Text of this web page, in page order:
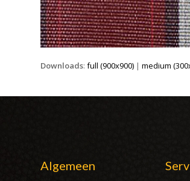
Downloads:full (900x900) |medium
Algemeen